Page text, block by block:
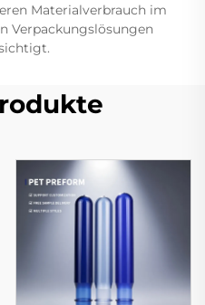
Materialverbrauch im
Verpackungslösungen